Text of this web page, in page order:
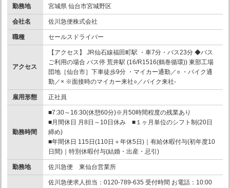
勤務地 宮城県 仙台市宮城野区
会社名 佐川急便株式会社
職種 セールスドライバー
アクセス
【アクセス】 JR仙石線福田町駅 ・車7分・バス23分 ◆バス
ご利用の場合 バス停 荒井駅 (16/R1516(鶴巻循環)) 東部工場
団地［仙台市］下車徒歩9分 ・マイカー通勤／○ ・バイク通
勤／× ※面接時のマイカー来社○／バイク来社-
雇用形態 正社員
勤務時間
■7:30～16:30(休憩60分)※月50時間程度の残業あり
■月間休日 月8日～10日休み ■１ヶ月単位のシフト制(20日
締め)
■年間休日 115日(110日＋年休5日)｜有給休暇付与(初年度10
日間)｜特別休暇付与(結婚・出産・忌引)
勤務地 佐川急便 東仙台営業所
佐川急便求人担当：0120-789-635 受付時間 お電話：10:00